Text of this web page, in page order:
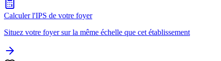
Calculer l'IPS de votre foyer
Situez votre foyer sur la même échelle que cet établissement